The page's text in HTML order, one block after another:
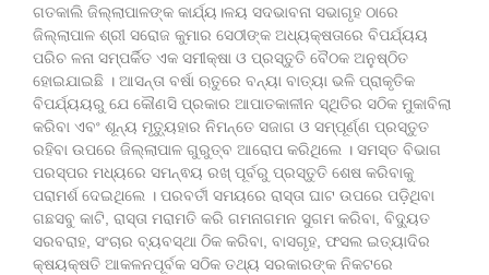
ଗତକାଲି ଜିଲ୍ଲାପାଳଙ୍କ କାର୍ଯ୍ୟ।ଳୟ ସଦଭାବନା ସଭାଗୃହ ଠାରେ
ଜିଲ୍ଲାପାଳ ଶ୍ରୀ ସରୋଜ କୁମାର ସେଠୀଙ୍କ ଅଧ୍ୟକ୍ଷତାରେ ବିପର୍ଯ୍ୟୟ
ପରିଚ ଳନା ସମ୍ପର୍କିତ ଏକ ସମୀକ୍ଷା ଓ ପ୍ରସ୍ତୁତି ବୈଠକ ଅନୁଷ୍ଠିତ
ହୋଇଯାଇଛି । ଆସନ୍ତା ବର୍ଷା ଋତୁରେ ବନ୍ୟା ବାତ୍ୟା ଭଳି ପ୍ରାକୃତିକ
ବିପର୍ଯ୍ୟୟରୁ ଯେ କୌଣସି ପ୍ରକାର ଆପାତକାଳୀନ ସ୍ଥିତିର ସଠିକ ମୁକାବିଲା
କରିବା ଏବଂ ଶୂନ୍ୟ ମୃତ୍ୟୁହାର ନିମନ୍ତେ ସଜାଗ ଓ ସମ୍ପୂର୍ଣ୍ଣ ପ୍ରସ୍ତୁତ
ରହିବା ଉପରେ ଜିଲ୍ଲାପାଳ ଗୁରୁତ୍ବ ଆରୋପ କରିଥିଲେ । ସମସ୍ତ ବିଭାଗ
ପରସ୍ପର ମଧ୍ୟରେ ସମନ୍ଵୟ ରଖ୍ ପୂର୍ବରୁ ପ୍ରସ୍ତୁତି ଶେଷ କରିବାକୁ
ପରାମର୍ଶ ଦେଇଥିଲେ । ପରବର୍ତୀ ସମୟରେ ରାସ୍ତା ଘାଟ ଉପରେ ପଡ଼ିଥିବା
ଗଛସବୁ କାଟି, ରାସ୍ତା ମରାମତି କରି ଗମନାଗମନ ସୁଗମ କରିବା, ବିଦ୍ୟୁତ
ସରବରାହ, ସଂଚାର ବ୍ୟବସ୍ଥା ଠିକ କରିବା, ବାସଗୃହ, ଫସଲ ଇତ୍ୟାଦିର
କ୍ଷୟକ୍ଷତି ଆକଳନପୂର୍ବକ ସଠିକ ତଥ୍ୟ ସରକାରଙ୍କ ନିକଟରେ